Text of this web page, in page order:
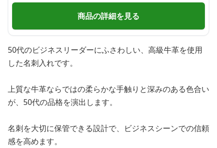
商品の詳細を見る
50代のビジネスリーダーにふさわしい、高級牛革を使用
した名刺入れです。
上質な牛革ならではの柔らかな手触りと深みのある色合い
が、50代の品格を演出します。
名刺を大切に保管できる設計で、ビジネスシーンでの信頼
感を高めます。